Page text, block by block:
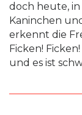
doch heute,
Kaninchen
erkennt die
Ficken! Ficken!
und es ist